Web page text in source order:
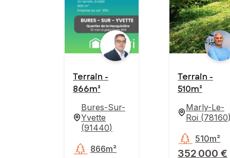
Terrain -
866m²
Bures-Sur-
Yvette
(91440)
866m²
Terrain -
510m²
Marly-Le-
Roi (78160
352 000 €
510m²